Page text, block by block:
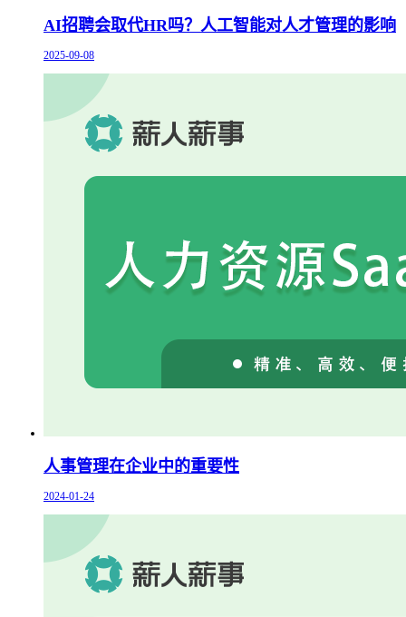
AI招聘会取代HR吗？人工智能对人才管理的影响
2025-09-08
人事管理在企业中的重要性
2024-01-24